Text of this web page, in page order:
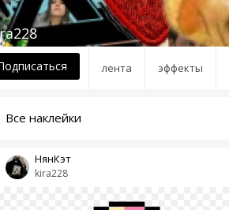
лента эффекты
Все наклейки
kira228
НянКэт